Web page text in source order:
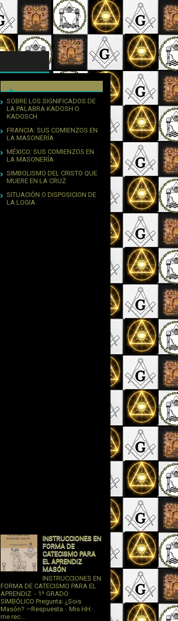
SOBRE LOS SIGNIFICADOS DE
LA PALABRA KADOSH O
KADOSCH
FRANCIA: SUS COMIENZOS EN
LA MASONERÍA
MÉXICO: SUS COMIENZOS EN
LA MASONERÍA
SIMBOLISMO DEL CRISTO QUE
MUERE EN LA CRUZ
SITUACIÓN O DISPOSICION DE
LA LOGIA
INSTRUCCIONES EN
FORMA DE
CATECISMO PARA
EL APRENDIZ
MASÓN
INSTRUCCIONES EN
FORMA DE CATECISMO PARA EL
APRENDIZ - 1º GRADO
SIMBÓLICO Pregunta: ¿Sois
Masón? —Respuesta.·. Mis HH.·.
me rec...